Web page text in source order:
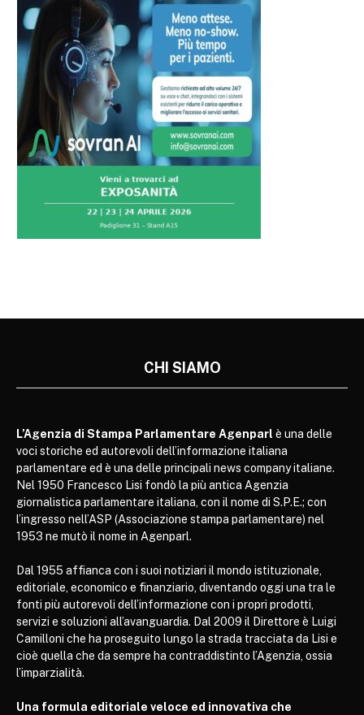
CHI SIAMO
L’Agenzia di Stampa Parlamentare Agenparl è una delle
voci storiche ed autorevoli dell’informazione italiana
parlamentare ed è una delle principali news company italiane.
Nel 1950 Francesco Lisi fondò la più antica Agenzia
giornalistica parlamentare italiana, con il nome di S.P.E.; con
l’ingresso nell’ASP (Associazione stampa parlamentare) nel
1953 ne mutò il nome in Agenparl.
Dal 1955 affianca con i suoi notiziari il mondo istituzionale,
editoriale, economico e finanziario, diventando oggi una tra le
fonti più autorevoli dell’informazione con i propri prodotti,
servizi e soluzioni all’avanguardia. Dal 2009 il Direttore è Luigi
Camilloni che ha proseguito lungo la strada tracciata da Lisi e
cioè quella che da sempre ha contraddistinto l’Agenzia, ossia
l’imparzialità.
Una formula editoriale veloce ed innovativa che